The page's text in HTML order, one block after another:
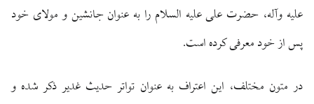
علیه وآله، حضرت علی علیه السلام را به عنوان جانشین و مولای خود
پس از خود معرفی کرده است.
در متون مختلف، این اعتراف به عنوان تواتر حدیث غدیر ذکر شده و